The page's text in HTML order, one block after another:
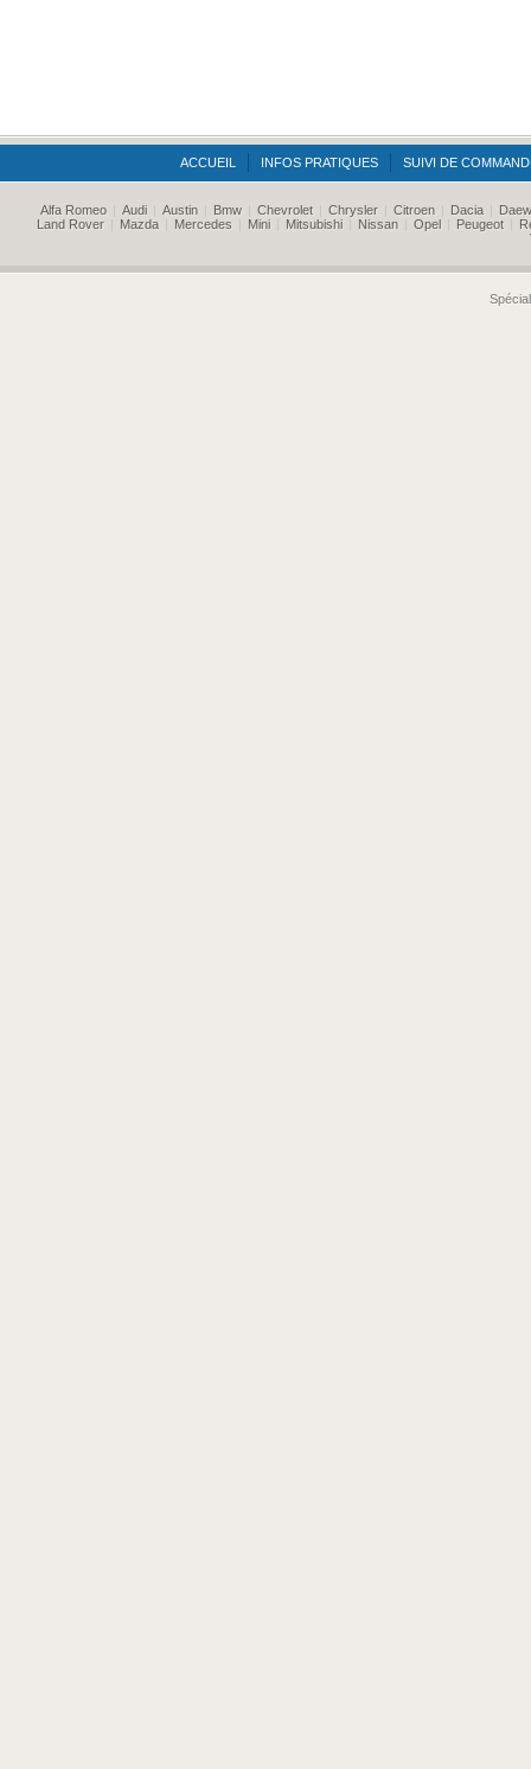
ACCUEIL INFOS PRATIQUES SUIVI DE
Alfa Romeo | Audi | Austin | Bmw | Chevrolet | Chrysler | Citroen | Dacia |
Land Rover | Mazda | Mercedes | Mini | Mitsubishi | Nissan | Opel | Peugeot |